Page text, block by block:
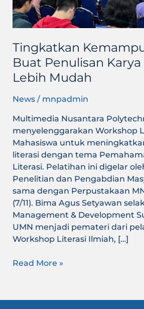
Tingkatkan
Buat Penulisan
Lebih Mudah
News/ mnpadmin
Multimedia Nusantara
menyelenggarakan Workshop
Mahasiswa untuk
literasi dengan tema
Literasi. Pelatihan ini digelar
Penelitian dan Pengabdian
sama dengan Perpustakaan
(7/11). Bima Agus Setyawan
Management & Development
UMN menjadi pemateri dari
Workshop Literasi Ilmiah, […]
Jadi
Lebih
Mudah
Read More »